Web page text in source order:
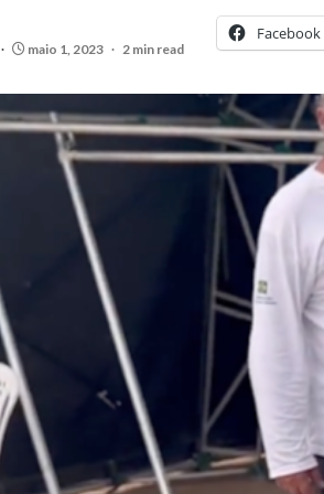
maio 1, 2023 2 min read
Facebook